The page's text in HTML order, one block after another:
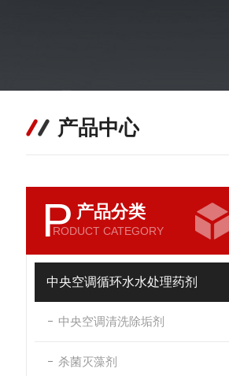
产品中心
P 产品分类
RODUCT CATEGORY
中央空调循环水水处理药剂
中央空调清洗除垢剂
杀菌灭藻剂